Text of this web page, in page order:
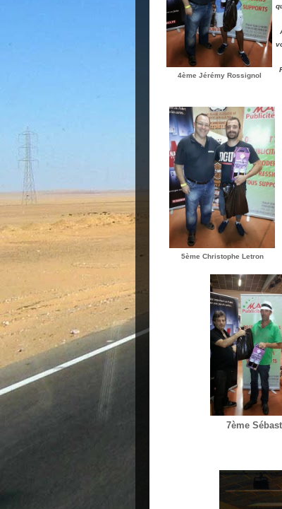
4ème Jérémy Rossignol
5ème Christophe Letron
7ème Sébastien